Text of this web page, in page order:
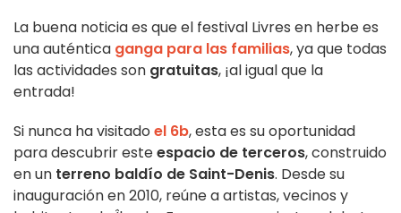
La buena noticia es que el festival Livres en herbe es
una auténtica ganga para las familias, ya que todas
las actividades son gratuitas, ¡al igual que la
entrada!
Si nunca ha visitado el 6b, esta es su oportunidad
para descubrir esteespacio de terceros, construido
en un terreno baldío de Saint-Denis. Desde su
inauguración en 2010, reúne a artistas, vecinos y